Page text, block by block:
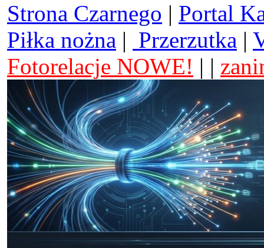
Strona Czarnego | Portal
Piłka nożna | Przerzutka |
Fotorelacje NOWE! | |